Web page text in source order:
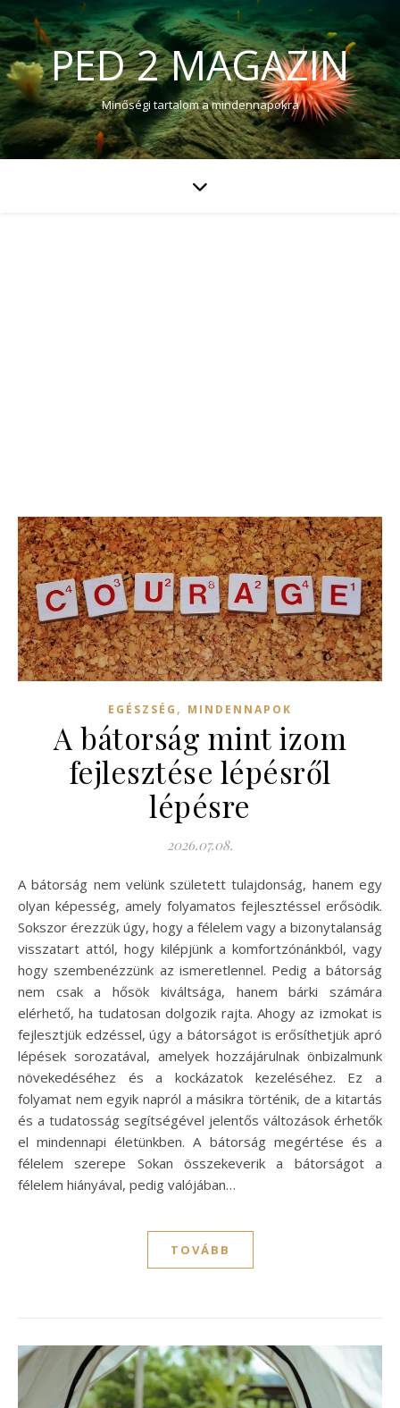
PED 2 MAGAZIN
Minőségi tartalom a mindennapokra
EGÉSZSÉG , MINDENNAPOK
A bátorság mint izom
fejlesztése lépésről
lépésre
2026.07.08.
A bátorság nem velünk született tulajdonság, hanem egy
olyan képesség, amely folyamatos fejlesztéssel erősödik.
Sokszor érezzük úgy, hogy a félelem vagy a bizonytalanság
visszatart attól, hogy kilépjünk a komfortzónánkból, vagy
hogy szembenézzünk az ismeretlennel. Pedig a bátorság
nem csak a hősök kiváltsága, hanem bárki számára
elérhető, ha tudatosan dolgozik rajta. Ahogy az izmokat is
fejlesztjük edzéssel, úgy a bátorságot is erősíthetjük apró
lépések sorozatával, amelyek hozzájárulnak önbizalmunk
növekedéséhez és a kockázatok kezeléséhez. Ez a
folyamat nem egyik napról a másikra történik, de a kitartás
és a tudatosság segítségével jelentős változások érhetők
el mindennapi életünkben. A bátorság megértése és a
félelem szerepe Sokan összekeverik a bátorságot a
félelem hiányával, pedig valójában…
TOVÁBB